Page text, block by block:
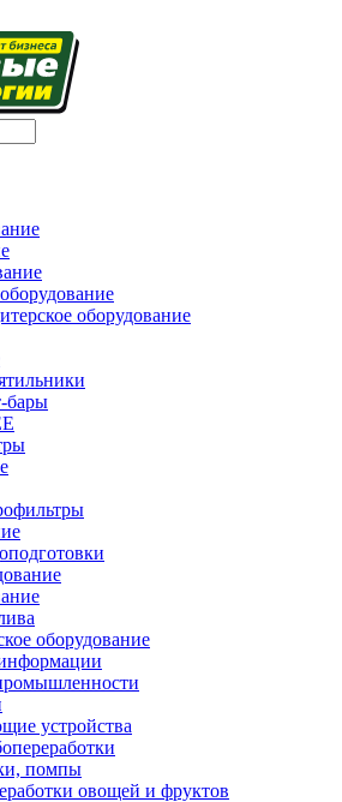
оборудование
бары
оборудование
устройства
помпы
овощей и фруктов